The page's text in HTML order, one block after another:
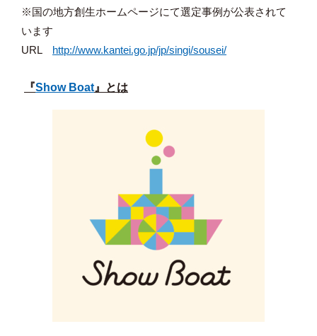
※国の地方創生ホームページにて選定事例が公表されて
います
URL http://www.kantei.go.jp/jp/singi/sousei/
『Show Boat 』とは